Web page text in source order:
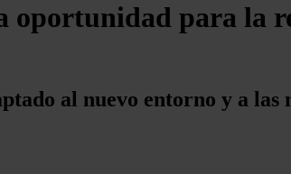
oportunidad para la
al nuevo entorno y a las